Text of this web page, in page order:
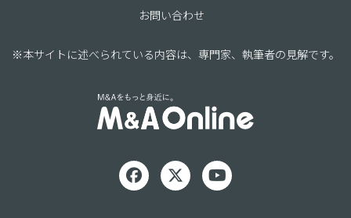
お問い合わせ
※本サイトに述べられている内容は、専門家、執筆者の見解です。